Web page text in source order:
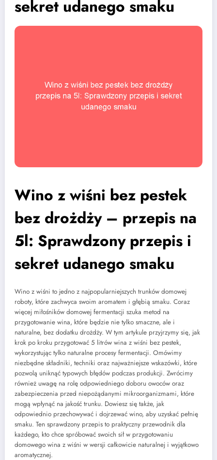
sekret udanego smaku
Wino z wiśni bez pestek
bez drożdży – przepis na
5l: Sprawdzony przepis i
sekret udanego smaku
Wino z wiśni to jedno z najpopularniejszych trunków domowej
roboty, które zachwyca swoim aromatem i głębią smaku. Coraz
więcej miłośników domowej fermentacji szuka metod na
przygotowanie wina, które będzie nie tylko smaczne, ale i
naturalne, bez dodatku drożdży. W tym artykule przyjrzymy się, jak
krok po kroku przygotować 5 litrów wina z wiśni bez pestek,
wykorzystując tylko naturalne procesy fermentacji. Omówimy
niezbędne składniki, techniki oraz najważniejsze wskazówki, które
pozwolą uniknąć typowych błędów podczas produkcji. Zwrócimy
również uwagę na rolę odpowiedniego doboru owoców oraz
zabezpieczenia przed niepożądanymi mikroorganizmami, które
mogą wpłynąć na jakość trunku. Dowiesz się także, jak
odpowiednio przechowywać i dojrzewać wino, aby uzyskać pełnię
smaku. Ten sprawdzony przepis to praktyczny przewodnik dla
każdego, kto chce spróbować swoich sił w przygotowaniu
domowego wina z wiśni w wersji całkowicie naturalnej i wyjątkowo
aromatycznej.